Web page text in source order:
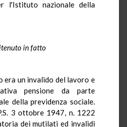
l'Istituto nazionale della
in fatto
era un invalido del lavoro e
pensione da parte
della previdenza sociale.
3 ottobre 1947, n. 1222
dei mutilati ed invalidi